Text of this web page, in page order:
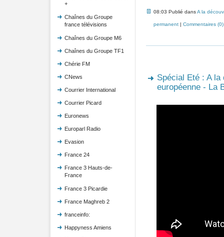
+
Chaînes du Groupe
france télévisions
Chaînes du Groupe M6
Chaînes du Groupe TF1
Chérie FM
CNews
Courrier International
Courrier Picard
Euronews
Europarl Radio
Evasion
France 24
France 3 Hauts-de-
France
France 3 Picardie
France Maghreb 2
franceinfo:
Happyness Amiens
08:03 Publié dansA la
permanent| Commentaires (0)
Spécial Eté : A la
européenne - La